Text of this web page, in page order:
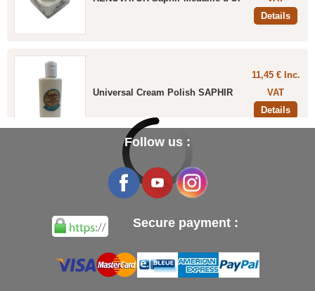
Details
Universal Cream Polish SAPHIR
11,45 € Inc.
VAT
Details
Box of 100 Black Nitrile Rubber
Gloves
Follow us :
Secure payment :